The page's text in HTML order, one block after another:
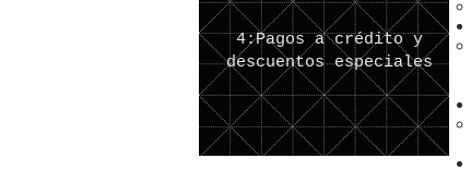
4:Pagos a crédito y
descuentos especiales